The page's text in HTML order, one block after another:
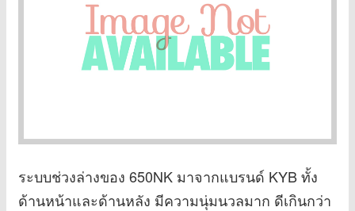
ระบบช่วงล่างของ 650NK มาจากแบรนด์ KYB ทั้ง
ด้านหน้าและด้านหลัง มีความนุ่มนวลมาก ดีเกินกว่า